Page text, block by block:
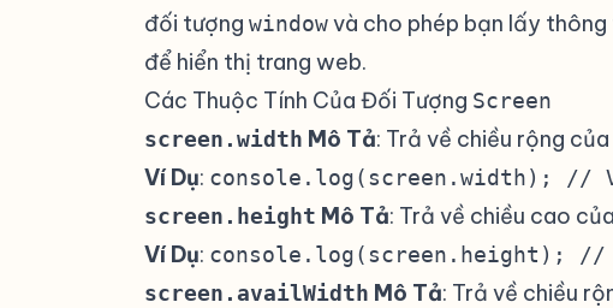
đối tượng windowvà cho phép bạn lấy
để hiển thị trang web.
Các Thuộc Tính Của Đối Tượng Screen
screen.width Mô Tả: Trả về chiều rộng
Ví Dụ: console.log(screen.width); //
screen.height Mô Tả: Trả về chiều cao
Ví Dụ: console.log(screen.height); //
screen.availWidth Mô Tả: Trả về chiều